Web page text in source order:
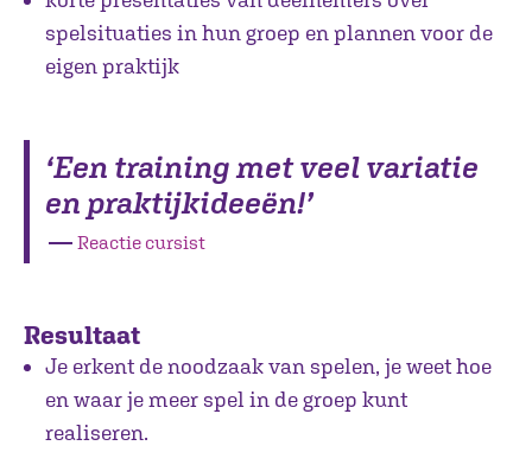
spelsituaties in hun groep en plannen voor de
eigen praktijk
‘Een training met veel variatie
en praktijkideeën!’
― Reactie cursist
Resultaat
Je erkent de noodzaak van spelen, je weet hoe
en waar je meer spel in de groep kunt
realiseren.